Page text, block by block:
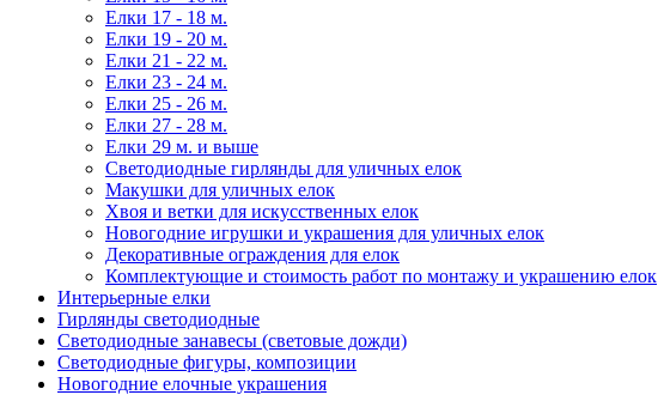
Елки 17 - 18 м.
Елки 19 - 20 м.
Елки 21 - 22 м.
Елки 23 - 24 м.
Елки 25 - 26 м.
Елки 27 - 28 м.
Елки 29 м. и выше
Светодиодные гирлянды для уличных елок
Макушки для уличных елок
Хвоя и ветки для искусственных елок
Новогодние игрушки и украшения для уличных елок
Декоративные ограждения для елок
Комплектующие и стоимость работ по монтажу и украшению елок
Интерьерные елки
Гирлянды светодиодные
Светодиодные занавесы (световые дожди)
Светодиодные фигуры, композиции
Новогодние елочные украшения